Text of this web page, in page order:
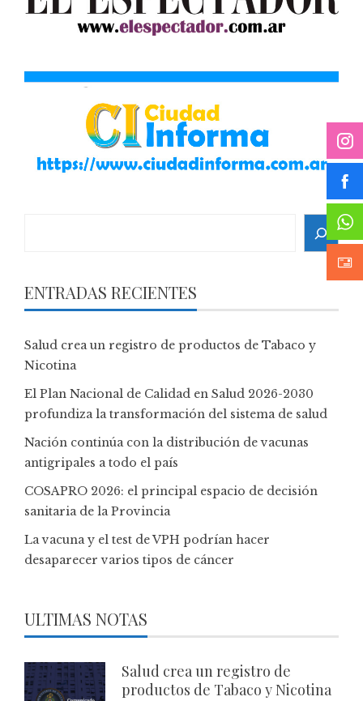
ENTRADAS RECIENTES
Salud crea un registro de productos de Tabaco y
Nicotina
El Plan Nacional de Calidad en Salud 2026-2030
profundiza la transformación del sistema de salud
Nación continúa con la distribución de vacunas
antigripales a todo el país
COSAPRO 2026: el principal espacio de decisión
sanitaria de la Provincia
La vacuna y el test de VPH podrían hacer
desaparecer varios tipos de cáncer
ULTIMAS NOTAS
Salud crea un registro de
productos de Tabaco y Nicotina